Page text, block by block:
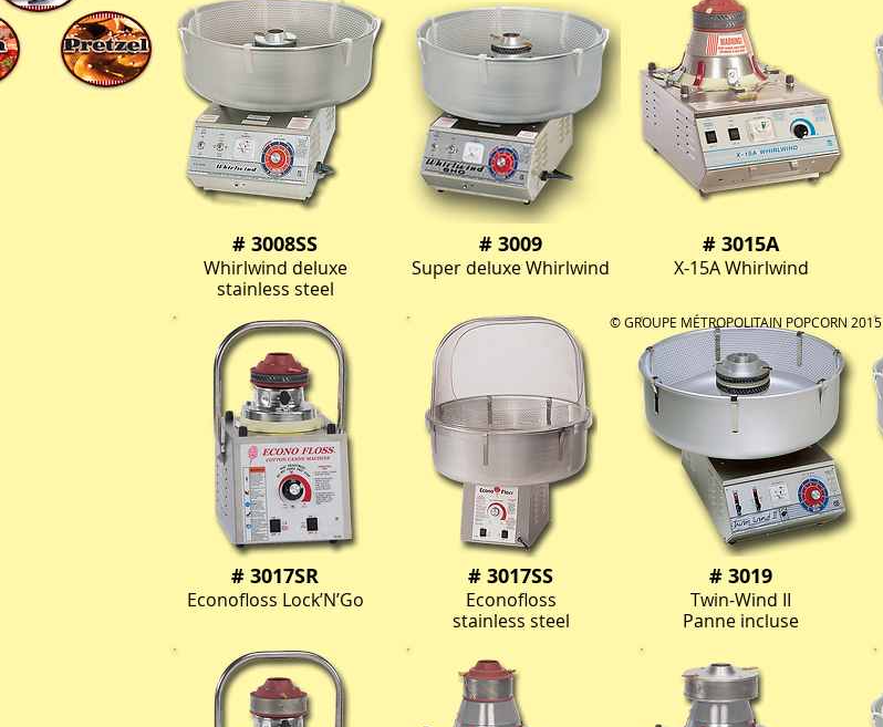
# 3008SS
Whirlwind deluxe
stainless steel
# 3017SR
Econofloss Lock’N’Go
# 3009
Super deluxe Whirlwind
# 3017SS
Econofloss
stainless steel
# 3015A
X-15A Whirlwind
# 3019
Twin-Wind II
Panne incluse
© GROUPE MÉTROPOLITAIN POPCORN 2015